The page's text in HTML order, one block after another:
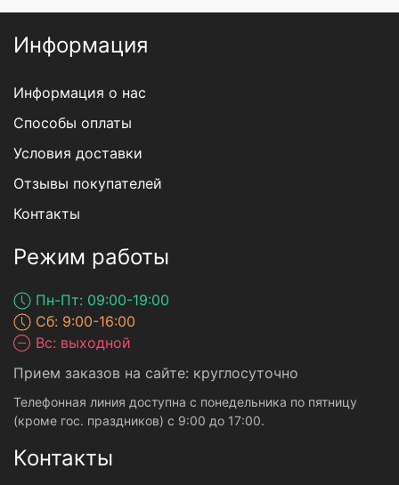
Информация
Информация о нас
Способы оплаты
Условия доставки
Отзывы покупателей
Контакты
Режим работы
Пн-Пт: 09:00-19:00
Сб: 9:00-16:00
Вс: выходной
Прием заказов на сайте: круглосуточно
Телефонная линия доступна с понедельника по пятницу
(кроме гос. праздников) с 9:00 до 17:00.
Контакты